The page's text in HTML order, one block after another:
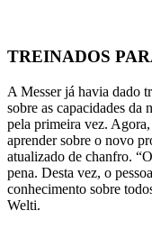
TREINADOS
A Messer já havia dado
sobre as capacidades da
pela primeira vez.
aprender sobre o novo
atualizado de chanfro.
pena. Desta vez, o
conhecimento sobre
Welti.